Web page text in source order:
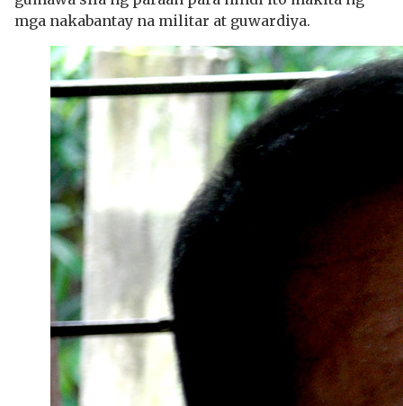
mga nakabantay na militar at guwardiya.